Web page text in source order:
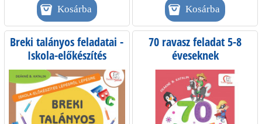
Breki talányos feladatai -
Iskola-előkészítés
lépésről lépésre
70 ravasz feladat 5-8
éveseknek